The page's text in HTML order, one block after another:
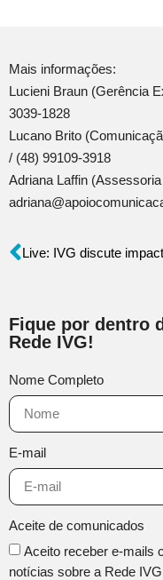
Mais informações:
Lucieni Braun (Gerência
3039-1828
Lucano Brito
/ (48) 99109-3918
Adriana Laffin
Fique por dentro
Rede IVG!
Nome Completo
E-mail
Aceite de comunicados
Aceito receber e-mails
notícias sobre a Rede IVG